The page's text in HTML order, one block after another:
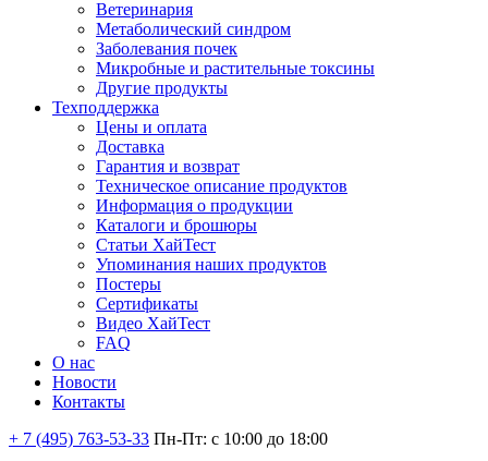
Ветеринария
Метаболический синдром
Заболевания почек
Микробные и растительные токсины
Другие продукты
Техподдержка
Цены и оплата
Доставка
Гарантия и возврат
Техническое описание продуктов
Информация о продукции
Каталоги и брошюры
Статьи ХайТест
Упоминания наших продуктов
Постеры
Сертификаты
Видео ХайТест
FAQ
О нас
Новости
Контакты
+ 7 (495) 763-53-33 Пн-Пт: с 10:00 до 18:00